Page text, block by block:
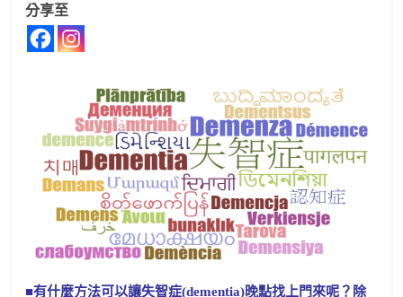
分享至
■有什麼方法可以讓失智症(dementia)晚點找上門來呢？除